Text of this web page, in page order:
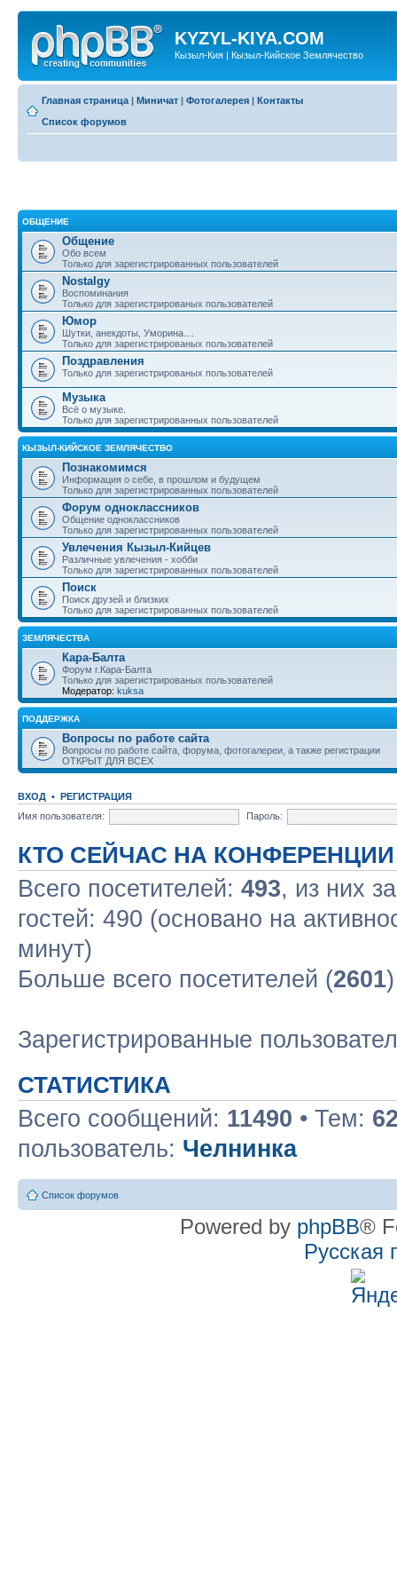
KYZYL-KIYA.COM
Кызыл-Кия | Кызыл-Кийское Землячество
Главная страница | Миничат | Фотогалерея | Контакты
Список форумов
ОБЩЕНИЕ
Общение
Обо всем
Только для зарегистрированных пользователей
Nostalgy
Воспоминания
Только для зарегистрированых пользователей
Юмор
Шутки, анекдоты, Уморина....
Только для зарегистрированых пользователей
Поздравления
Только для зарегистрированых пользователей
Музыка
Всё о музыке.
Только для зарегистрированных пользователей
КЫЗЫЛ-КИЙСКОЕ ЗЕМЛЯЧЕСТВО
Познакомимся
Информация о себе, в прошлом и будущем
Только для зарегистрированных пользователей
Форум одноклассников
Общение одноклассников
Только для зарегистрированных пользователей
Увлечения Кызыл-Кийцев
Различные увлечения - хобби
Только для зарегистрированных пользователей
Поиск
Поиск друзей и близких
Только для зарегистрированных пользователей
ЗЕМЛЯЧЕСТВА
Кара-Балта
Форум г.Кара-Балта
Только для зарегистрированых пользователей
Модератор: kuksa
ПОДДЕРЖКА
Вопросы по работе сайта
Вопросы по работе сайта, форума, фотогалереи, а также регистрации
ОТКРЫТ ДЛЯ ВСЕХ
ВХОД • РЕГИСТРАЦИЯ
Имя пользователя:
Пароль:
КТО СЕЙЧАС НА КОНФЕРЕНЦИИ
Всего посетителей: 493, из них
гостей: 490 (основано на
минут)
Больше всего посетителей (2601
Зарегистрированные
СТАТИСТИКА
Всего сообщений: 11490 • Тем:
пользователь: Челнинка
Список форумов
Powered by phpBB®
Русская